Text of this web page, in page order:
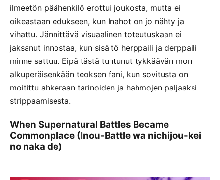
ilmeetön päähenkilö erottui joukosta, mutta ei
oikeastaan edukseen, kun Inahot on jo nähty ja
vihattu. Jännittävä visuaalinen toteutuskaan ei
jaksanut innostaa, kun sisältö herppaili ja derppaili
minne sattuu. Eipä tästä tuntunut tykkäävän moni
alkuperäisenkään teoksen fani, kun sovitusta on
moitittu ahkeraan tarinoiden ja hahmojen paljaaksi
strippaamisesta.
When Supernatural Battles Became
Commonplace (Inou-Battle wa nichijou-kei
no naka de)